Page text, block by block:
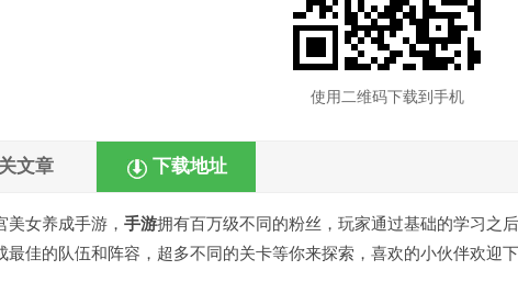
使用二维码下载到手机
文章 下载地址
女养成手游， 手游拥有百万级不同的粉丝，玩家通过基础的学习之
佳的队伍和阵容，超多不同的关卡等你来探索，喜欢的小伙伴欢迎